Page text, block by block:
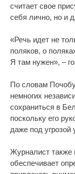
считает свое
себя лично, но и
«Речь идет не
поляков, о
Я там нужен», –
По словам
немногих
сохраниться в
поскольку его
даже под угрозой
Журналист также
обеспечивает